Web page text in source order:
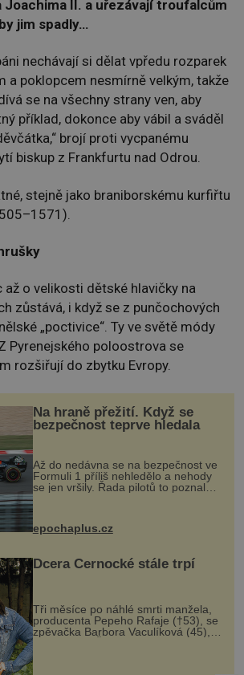
II. a uřezávají troufalcům
jim spadly…
nechávají si dělat vpředu rozparek
a poklopcem nesmírně velkým, takže
se na všechny strany ven, aby
příklad, dokonce aby vábil a sváděl
brojí proti vycpanému
biskup z Frankfurtu nad Odrou.
stejně jako braniborskému kurfiřtu
až o velikosti dětské hlavičky na
zůstává, i když se z punčochových
„poctivice“. Ty ve světě módy
Pyrenejského poloostrova se
rozšiřují do zbytku Evropy.
Na hraně přežití. Když se
bezpečnost teprve hledala
Až do nedávna se na bezpečnost ve
Formuli 1 příliš nehledělo a nehody
se jen vršily. Řada pilotů to poznala
na vlastní kůži, často s trvalými
následky nebo bohužel i ztrátou
života. Dnes nepochopiteln...
epochaplus.cz
Dcera Černocké stále trpí
Tři měsíce po náhlé smrti manžela,
producenta Pepeho Rafaje (†53), se
zpěvačka Barbora Vaculíková (45),
dcera Petry Černocké (75), poprvé
ozvala veřejnosti. Na sociální síti
sdílela, že se snaží fung...